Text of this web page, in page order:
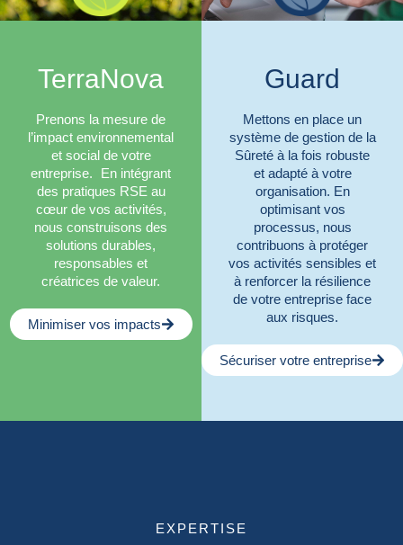
TerraNova
Prenons la mesure de
l’impact environnemental
et social de votre
entreprise. En intégrant
des pratiques RSE au
cœur de vos activités,
nous construisons des
solutions durables,
responsables et
créatrices de valeur.
Minimiser vos impacts
Guard
Mettons en place un
système de gestion de la
Sûreté à la fois robuste
et adapté à votre
organisation. En
optimisant vos
processus, nous
contribuons à protéger
vos activités sensibles et
à renforcer la résilience
de votre entreprise face
aux risques.
Sécuriser votre entreprise
EXPERTISE